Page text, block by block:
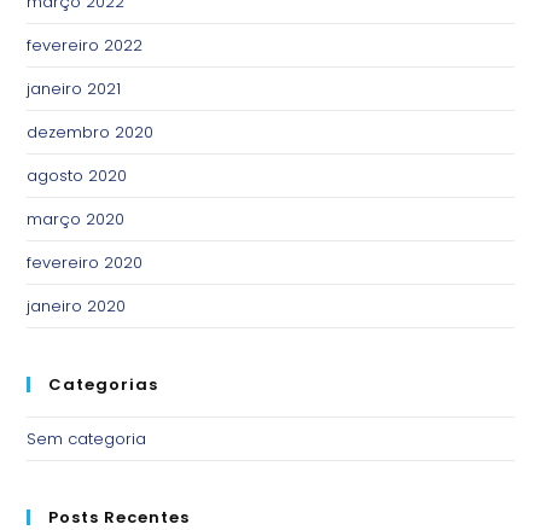
fevereiro 2022
janeiro 2021
dezembro 2020
agosto 2020
março 2020
fevereiro 2020
janeiro 2020
Categorias
Sem categoria
Posts Recentes